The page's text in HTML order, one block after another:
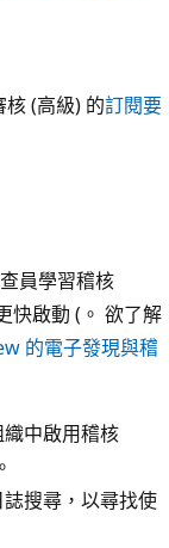
(高級) 的訂閱要
員學習稽核
快啟動 (。 欲了解
的電子發現與稽
織中啟用稽核
誌搜尋，以尋找使